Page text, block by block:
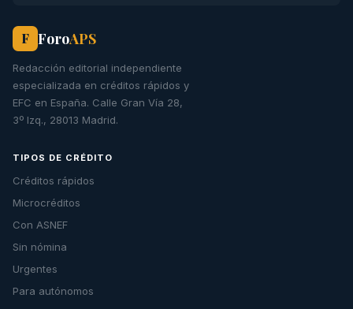
F ForoAPS
Redacción editorial independiente
especializada en créditos rápidos y
EFC en España. Calle Gran Vía 28,
3º Izq., 28013 Madrid.
TIPOS DE CRÉDITO
Créditos rápidos
Microcréditos
Con ASNEF
Sin nómina
Urgentes
Para autónomos